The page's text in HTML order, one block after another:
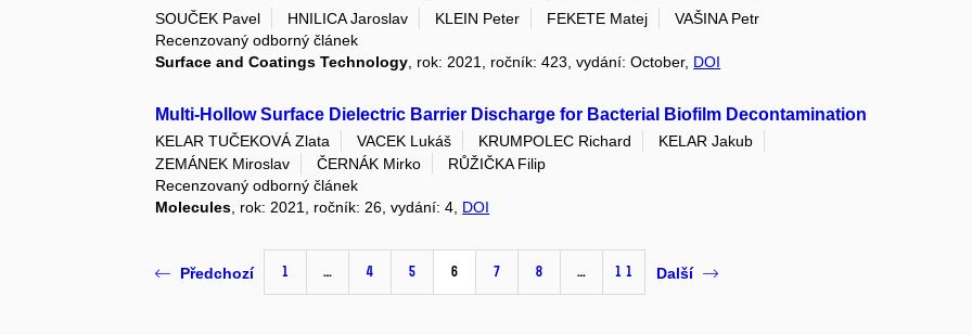
SOUČEK Pavel HNILICA Jaroslav KLEIN Peter FEKETE Matej
VAŠINA Petr
Recenzovaný odborný článek
Surface and Coatings Technology , rok: 2021, ročník: 423, vydání: October, DOI
Multi-Hollow Surface Dielectric Barrier Discharge for Bacterial Biofilm Decontamination
KELAR TUČEKOVÁ Zlata VACEK Lukáš KRUMPOLEC Richard
KELAR Jakub
ZEMÁNEK Miroslav
ČERNÁK Mirko
RŮŽIČKA Filip
Recenzovaný odborný článek
Molecules , rok: 2021, ročník: 26, vydání: 4, DOI
Předchozí 1 … 4 5 6 7 8 … 11 Další